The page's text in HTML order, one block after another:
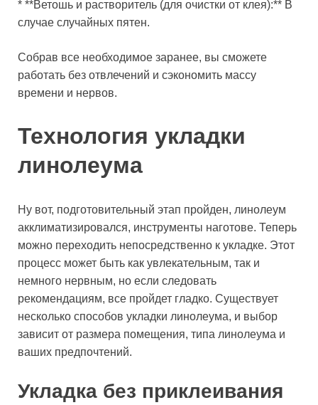
* **Ветошь и растворитель (для очистки от клея):** В
случае случайных пятен.
Собрав все необходимое заранее, вы сможете
работать без отвлечений и сэкономить массу
времени и нервов.
Технология укладки
линолеума
Ну вот, подготовительный этап пройден, линолеум
акклиматизировался, инструменты наготове. Теперь
можно переходить непосредственно к укладке. Этот
процесс может быть как увлекательным, так и
немного нервным, но если следовать
рекомендациям, все пройдет гладко. Существует
несколько способов укладки линолеума, и выбор
зависит от размера помещения, типа линолеума и
ваших предпочтений.
Укладка без приклеивания